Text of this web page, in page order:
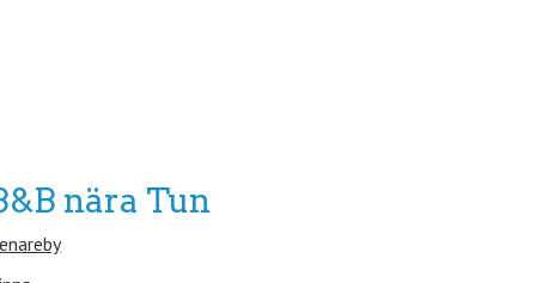
nära Tun